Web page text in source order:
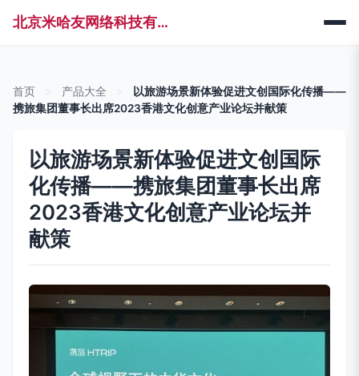
北京米哈友网络科技有限公司
首页 产品大全
以旅游场景新体验促进文创国际化传播——
携旅集团董事长出席2023香港文化创意产业论坛并献策
以旅游场景新体验促进文创国际
化传播——携旅集团董事长出席
2023香港文化创意产业论坛并
献策